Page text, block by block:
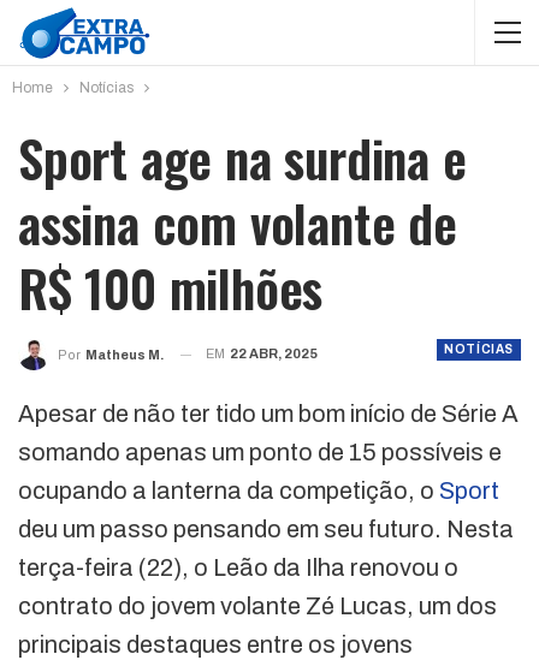
Home Notícias
Sport age na surdina e
assina com volante de
R$ 100 milhões
NOTÍCIAS
Por Matheus M. EM 22 ABR, 2025
Apesar de não ter tido um bom início de Série A
somando apenas um ponto de 15 possíveis e
ocupando a lanterna da competição, o Sport
deu um passo pensando em seu futuro. Nesta
terça-feira (22), o Leão da Ilha renovou o
contrato do jovem volante Zé Lucas, um dos
principais destaques entre os jovens